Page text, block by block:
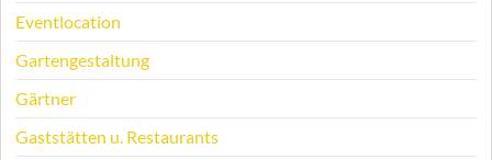
Eventlocation
Gartengestaltung
Gärtner
Gaststätten u. Restaurants